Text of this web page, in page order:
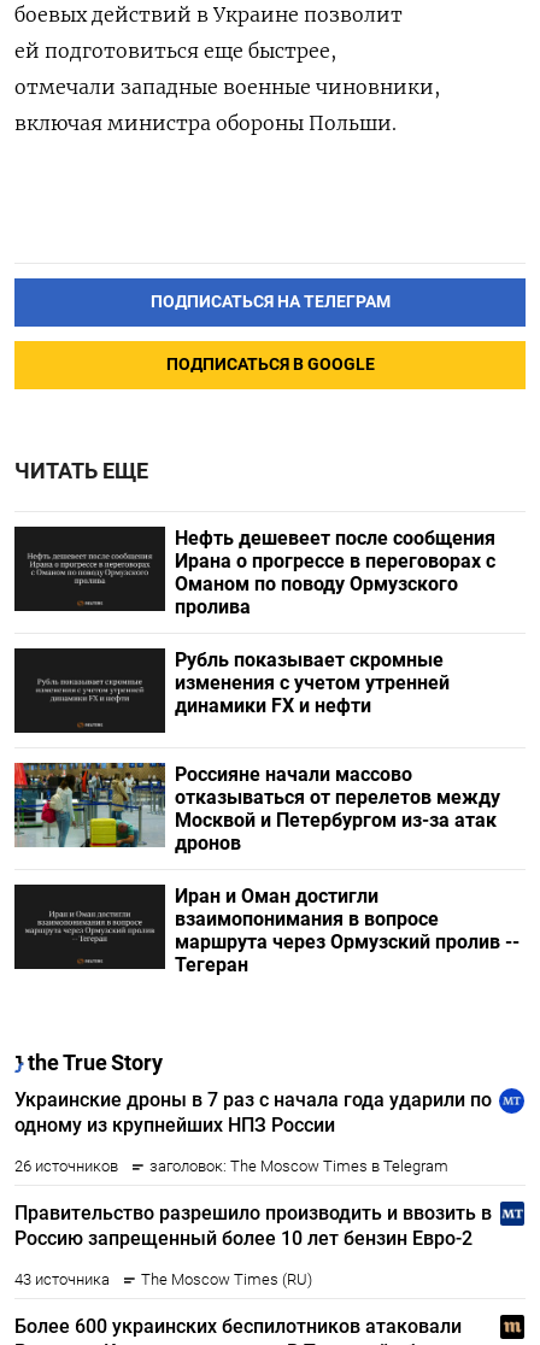
боевых действий в Украине позволит
ей подготовиться еще быстрее,
отмечали западные военные чиновники,
включая министра обороны Польши.
ПОДПИСАТЬСЯ НА ТЕЛЕГРАМ
ПОДПИСАТЬСЯ В GOOGLE
ЧИТАТЬ ЕЩЕ
Нефть дешевеет после сообщения
Ирана о прогрессе в переговорах с
Оманом по поводу Ормузского
пролива
Рубль показывает скромные
изменения с учетом утренней
динамики FX и нефти
Россияне начали массово
отказываться от перелетов между
Москвой и Петербургом из-за атак
дронов
Иран и Оман достигли
взаимопонимания в вопросе
маршрута через Ормузский пролив --
Тегеран